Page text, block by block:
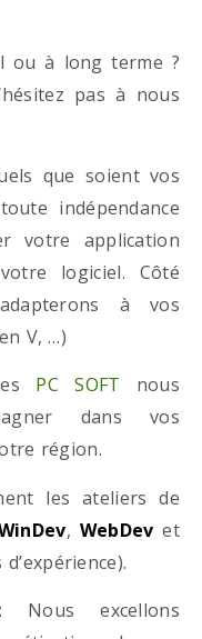
ou à long terme ?
pas à nous
que soient vos
indépendance
votre application
logiciel. Côté
à vos
V, …)
PC SOFT nous
dans vos
région.
les ateliers de
, WebDev et
excellons